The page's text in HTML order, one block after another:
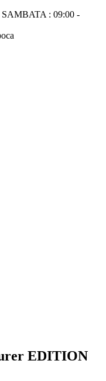
: 09:00 -
EDITION